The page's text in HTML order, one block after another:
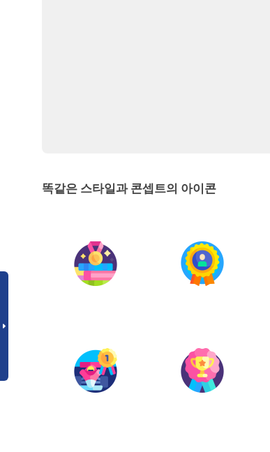
똑같은 스타일과 콘셉트의 아이콘